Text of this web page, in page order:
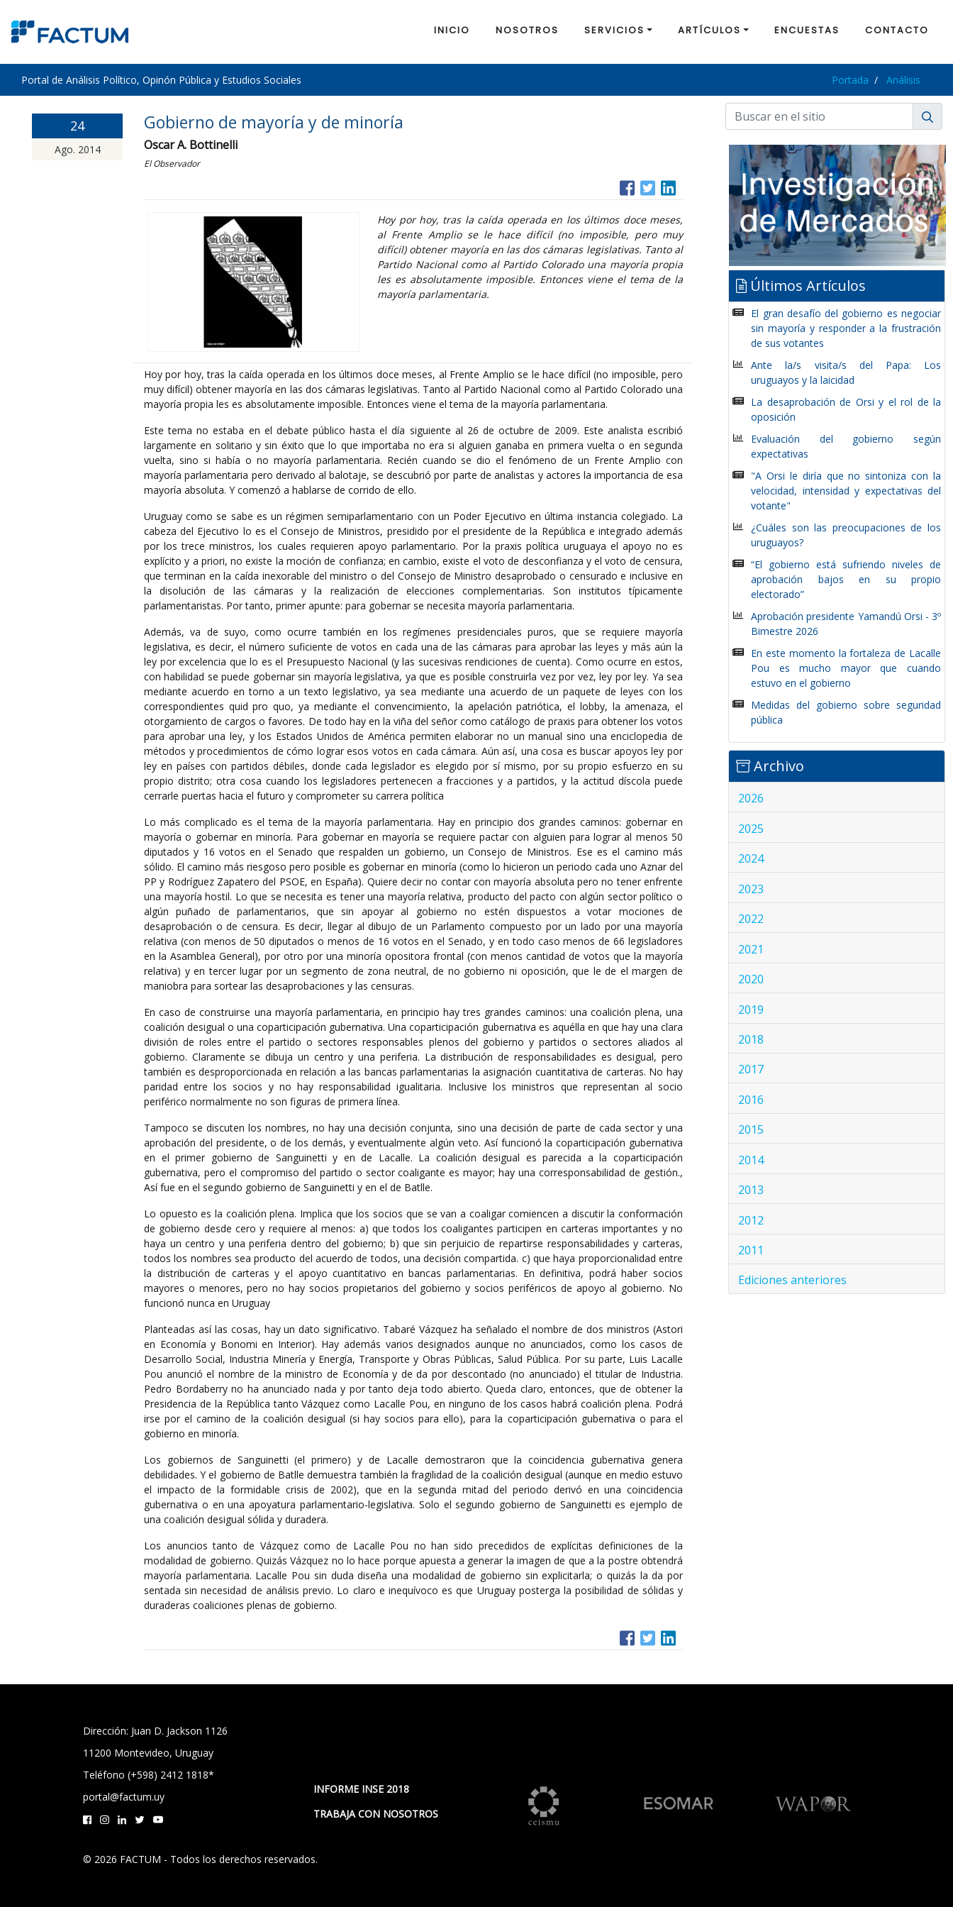
INICIO NOSOTROS SERVICIOS ARTÍCULOS ENCUESTAS CONTACTO
Portal de Análisis Político, Opinón Pública y Estudios Sociales Portada Análisis
24
Ago. 2014
Gobierno de mayoría y de minoría
Oscar A. Bottinelli
El Observador
Hoy por hoy, tras la caída operada en los últimos doce meses,
al Frente Amplio se le hace difícil (no imposible, pero muy
difícil) obtener mayoría en las dos cámaras legislativas. Tanto al
Partido Nacional como al Partido Colorado una mayoría propia
les es absolutamente imposible. Entonces viene el tema de la
mayoría parlamentaria.
Hoy por hoy, tras la caída operada en los últimos doce meses, al Frente Amplio se le hace difícil (no imposible, pero
muy difícil) obtener mayoría en las dos cámaras legislativas. Tanto al Partido Nacional como al Partido Colorado una
mayoría propia les es absolutamente imposible. Entonces viene el tema de la mayoría parlamentaria.
Este tema no estaba en el debate público hasta el día siguiente al 26 de octubre de 2009. Este analista escribió
largamente en solitario y sin éxito que lo que importaba no era si alguien ganaba en primera vuelta o en segunda
vuelta, sino si había o no mayoría parlamentaria. Recién cuando se dio el fenómeno de un Frente Amplio con
mayoría parlamentaria pero derivado al balotaje, se descubrió por parte de analistas y actores la importancia de esa
mayoría absoluta. Y comenzó a hablarse de corrido de ello.
Uruguay como se sabe es un régimen semiparlamentario con un Poder Ejecutivo en última instancia colegiado. La
cabeza del Ejecutivo lo es el Consejo de Ministros, presidido por el presidente de la República e integrado además
por los trece ministros, los cuales requieren apoyo parlamentario. Por la praxis política uruguaya el apoyo no es
explícito y a priori, no existe la moción de confianza; en cambio, existe el voto de desconfianza y el voto de censura,
que terminan en la caída inexorable del ministro o del Consejo de Ministro desaprobado o censurado e inclusive en
la disolución de las cámaras y la realización de elecciones complementarias. Son institutos típicamente
parlamentaristas. Por tanto, primer apunte: para gobernar se necesita mayoría parlamentaria.
Además, va de suyo, como ocurre también en los regímenes presidenciales puros, que se requiere mayoría
legislativa, es decir, el número suficiente de votos en cada una de las cámaras para aprobar las leyes y más aún la
ley por excelencia que lo es el Presupuesto Nacional (y las sucesivas rendiciones de cuenta). Como ocurre en estos,
con habilidad se puede gobernar sin mayoría legislativa, ya que es posible construirla vez por vez, ley por ley. Ya sea
mediante acuerdo en torno a un texto legislativo, ya sea mediante una acuerdo de un paquete de leyes con los
correspondientes quid pro quo, ya mediante el convencimiento, la apelación patriótica, el lobby, la amenaza, el
otorgamiento de cargos o favores. De todo hay en la viña del señor como catálogo de praxis para obtener los votos
para aprobar una ley, y los Estados Unidos de América permiten elaborar no un manual sino una enciclopedia de
métodos y procedimientos de cómo lograr esos votos en cada cámara. Aún así, una cosa es buscar apoyos ley por
ley en países con partidos débiles, donde cada legislador es elegido por sí mismo, por su propio esfuerzo en su
propio distrito; otra cosa cuando los legisladores pertenecen a fracciones y a partidos, y la actitud díscola puede
cerrarle puertas hacia el futuro y comprometer su carrera política
Lo más complicado es el tema de la mayoría parlamentaria. Hay en principio dos grandes caminos: gobernar en
mayoría o gobernar en minoría. Para gobernar en mayoría se requiere pactar con alguien para lograr al menos 50
diputados y 16 votos en el Senado que respalden un gobierno, un Consejo de Ministros. Ese es el camino más
sólido. El camino más riesgoso pero posible es gobernar en minoría (como lo hicieron un periodo cada uno Aznar del
PP y Rodríguez Zapatero del PSOE, en España). Quiere decir no contar con mayoría absoluta pero no tener enfrente
una mayoría hostil. Lo que se necesita es tener una mayoría relativa, producto del pacto con algún sector político o
algún puñado de parlamentarios, que sin apoyar al gobierno no estén dispuestos a votar mociones de
desaprobación o de censura. Es decir, llegar al dibujo de un Parlamento compuesto por un lado por una mayoría
relativa (con menos de 50 diputados o menos de 16 votos en el Senado, y en todo caso menos de 66 legisladores
en la Asamblea General), por otro por una minoría opositora frontal (con menos cantidad de votos que la mayoría
relativa) y en tercer lugar por un segmento de zona neutral, de no gobierno ni oposición, que le de el margen de
maniobra para sortear las desaprobaciones y las censuras.
En caso de construirse una mayoría parlamentaria, en principio hay tres grandes caminos: una coalición plena, una
coalición desigual o una coparticipación gubernativa. Una coparticipación gubernativa es aquélla en que hay una clara
división de roles entre el partido o sectores responsables plenos del gobierno y partidos o sectores aliados al
gobierno. Claramente se dibuja un centro y una periferia. La distribución de responsabilidades es desigual, pero
también es desproporcionada en relación a las bancas parlamentarias la asignación cuantitativa de carteras. No hay
paridad entre los socios y no hay responsabilidad igualitaria. Inclusive los ministros que representan al socio
periférico normalmente no son figuras de primera línea.
Tampoco se discuten los nombres, no hay una decisión conjunta, sino una decisión de parte de cada sector y una
aprobación del presidente, o de los demás, y eventualmente algún veto. Así funcionó la coparticipación gubernativa
en el primer gobierno de Sanguinetti y en de Lacalle. La coalición desigual es parecida a la coparticipación
gubernativa, pero el compromiso del partido o sector coaligante es mayor; hay una corresponsabilidad de gestión.,
Así fue en el segundo gobierno de Sanguinetti y en el de Batlle.
Lo opuesto es la coalición plena. Implica que los socios que se van a coaligar comiencen a discutir la conformación
de gobierno desde cero y requiere al menos: a) que todos los coaligantes participen en carteras importantes y no
haya un centro y una periferia dentro del gobierno; b) que sin perjuicio de repartirse responsabilidades y carteras,
todos los nombres sea producto del acuerdo de todos, una decisión compartida. c) que haya proporcionalidad entre
la distribución de carteras y el apoyo cuantitativo en bancas parlamentarias. En definitiva, podrá haber socios
mayores o menores, pero no hay socios propietarios del gobierno y socios periféricos de apoyo al gobierno. No
funcionó nunca en Uruguay
Planteadas así las cosas, hay un dato significativo. Tabaré Vázquez ha señalado el nombre de dos ministros (Astori
en Economía y Bonomi en Interior). Hay además varios designados aunque no anunciados, como los casos de
Desarrollo Social, Industria Minería y Energía, Transporte y Obras Públicas, Salud Pública. Por su parte, Luis Lacalle
Pou anunció el nombre de la ministro de Economía y de da por descontado (no anunciado) el titular de Industria.
Pedro Bordaberry no ha anunciado nada y por tanto deja todo abierto. Queda claro, entonces, que de obtener la
Presidencia de la República tanto Vázquez como Lacalle Pou, en ninguno de los casos habrá coalición plena. Podrá
irse por el camino de la coalición desigual (si hay socios para ello), para la coparticipación gubernativa o para el
gobierno en minoría.
Los gobiernos de Sanguinetti (el primero) y de Lacalle demostraron que la coincidencia gubernativa genera
debilidades. Y el gobierno de Batlle demuestra también la fragilidad de la coalición desigual (aunque en medio estuvo
el impacto de la formidable crisis de 2002), que en la segunda mitad del periodo derivó en una coincidencia
gubernativa o en una apoyatura parlamentario-legislativa. Solo el segundo gobierno de Sanguinetti es ejemplo de
una coalición desigual sólida y duradera.
Los anuncios tanto de Vázquez como de Lacalle Pou no han sido precedidos de explícitas definiciones de la
modalidad de gobierno. Quizás Vázquez no lo hace porque apuesta a generar la imagen de que a la postre obtendrá
mayoría parlamentaria. Lacalle Pou sin duda diseña una modalidad de gobierno sin explicitarla; o quizás la da por
sentada sin necesidad de análisis previo. Lo claro e inequívoco es que Uruguay posterga la posibilidad de sólidas y
duraderas coaliciones plenas de gobierno.
Últimos Artículos
El gran desafío del gobierno es negociar
sin mayoría y responder a la frustración
de sus votantes
Ante la/s visita/s del Papa: Los
uruguayos y la laicidad
La desaprobación de Orsi y el rol de la
oposición
Evaluación del gobierno según
expectativas
"A Orsi le diría que no sintoniza con la
velocidad, intensidad y expectativas del
votante"
¿Cuáles son las preocupaciones de los
uruguayos?
“El gobierno está sufriendo niveles de
aprobación bajos en su propio
electorado”
Aprobación presidente Yamandú Orsi - 3º
Bimestre 2026
En este momento la fortaleza de Lacalle
Pou es mucho mayor que cuando
estuvo en el gobierno
Medidas del gobierno sobre seguridad
pública
Archivo
2026
2025
2024
2023
2022
2021
2020
2019
2018
2017
2016
2015
2014
2013
2012
2011
Ediciones anteriores
Dirección: Juan D. Jackson 1126
11200 Montevideo, Uruguay
Teléfono (+598) 2412 1818*
portal@factum.uy
INFORME INSE 2018
TRABAJA CON NOSOTROS
© 2026 FACTUM - Todos los derechos reservados.